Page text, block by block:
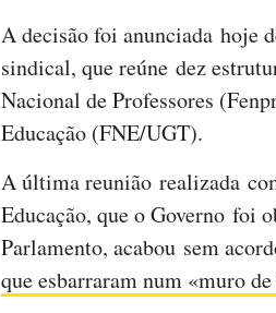
A decisão foi anunciada hoje
sindical, que reúne dez
Nacional de Professores
Educação (FNE/UGT).
A última reunião realizada
Educação, que o Governo foi
Parlamento, acabou sem
que esbarraram num «muro